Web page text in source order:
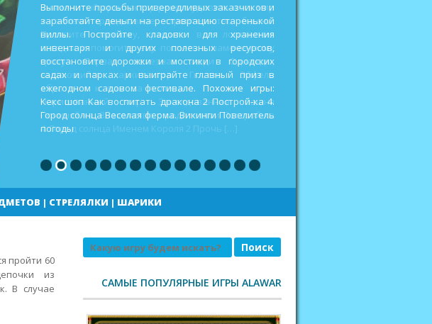
Выполните просьбы привередливых заказчиков и
заработайте деньги на реставрацию старенькой
виллы. Постройте кладовки для хранения
инвентаря и других полезных ресурсов,
восстановите дорожки и мостики в городских
садах и парках и выиграйте главный приз в
ежегодном садовом фестивале. Похожие игры:
Кекс шоп Как воспитать дракона 2 Построй-ка 4.
Город солнца Веселая ферма. Викинги Повелитель
погоды
| СТРЕЛЯЛКИ | ШАРИКИ
пройти 60
из
В случае
Поиск
САМЫЕ ПОПУЛЯРНЫЕ ИГРЫ ALAWAR